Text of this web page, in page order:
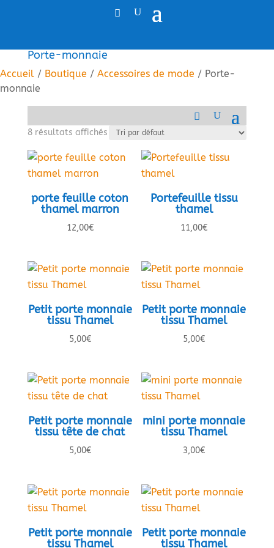
Porte-monnaie
Accueil / Boutique / Accessoires de mode / Porte-
monnaie
8 résultats affichés
porte feuille coton
thamel marron
12,00€
Portefeuille tissu
thamel
11,00€
Petit porte monnaie
tissu Thamel
5,00€
Petit porte monnaie
tissu Thamel
5,00€
Petit porte monnaie
tissu tête de chat
5,00€
mini porte monnaie
tissu Thamel
3,00€
Petit porte monnaie
tissu Thamel
Petit porte monnaie
tissu Thamel